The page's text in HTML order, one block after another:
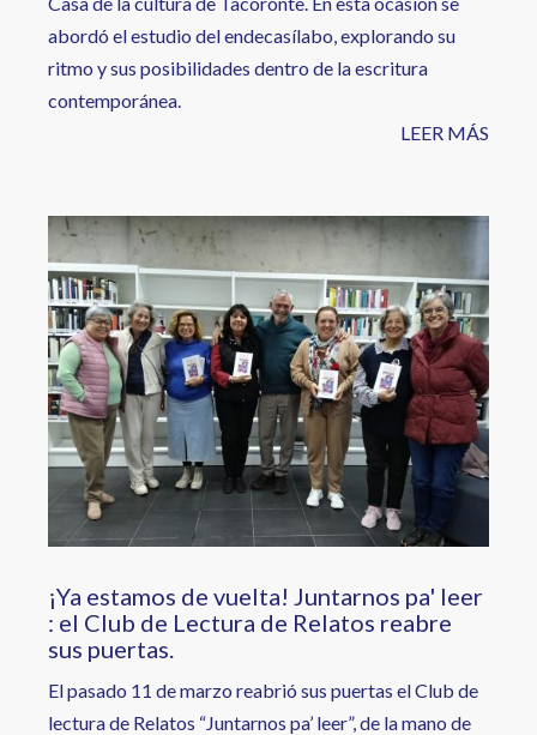
abordó el estudio del endecasílabo, explorando su
ritmo y sus posibilidades dentro de la escritura
contemporánea.
LEER MÁS
Image
¡Ya estamos de vuelta! Juntarnos pa' leer
: el Club de Lectura de Relatos reabre
sus puertas.
El pasado 11 de marzo reabrió sus puertas el Club de
lectura de Relatos “Juntarnos pa’ leer”, de la mano de